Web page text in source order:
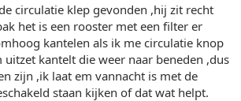
circulatie klep gevonden ,hij zit recht
het is een rooster met een filter er
kantelen als ik me circulatie knop
uitzet kantelt die weer naar beneden ,dus
zijn ,ik laat em vannacht is met de
staan kijken of dat wat helpt.